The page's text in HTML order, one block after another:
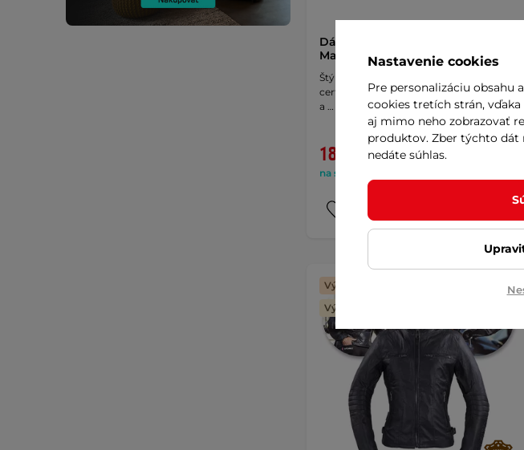
Dámska kožená bunda W-TEC
Mantura - tmavo kávová AKCIA
Štýlová bunda z hovädzej kože,
certifikované chrániče Level 2 na lakťoch
a …
188,90 € 278,90 €
na sklade – 11.8. u Vás
Výhodné splátky
Výmena veľkosti zadarmo
Nastavenie cookies
Pre personalizáciu obsahu
cookies tretích strán,
aj mimo neho zobrazovať
produktov. Zber týchto dát
nedáte súhlas.